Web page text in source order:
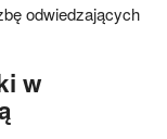
odwiedzających
w